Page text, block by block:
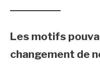
Les motifs
changement de